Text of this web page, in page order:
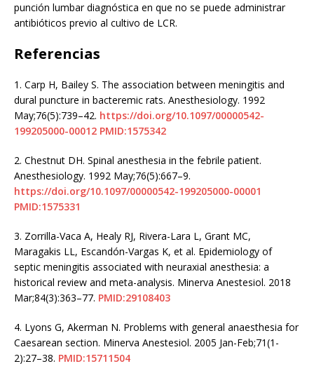
punción lumbar diagnóstica en que no se puede administrar
antibióticos previo al cultivo de LCR.
Referencias
1. Carp H, Bailey S. The association between meningitis and
dural puncture in bacteremic rats. Anesthesiology. 1992
May;76(5):739–42. https://doi.org/10.1097/00000542-
199205000-00012 PMID:1575342
2. Chestnut DH. Spinal anesthesia in the febrile patient.
Anesthesiology. 1992 May;76(5):667–9.
https://doi.org/10.1097/00000542-199205000-00001
PMID:1575331
3. Zorrilla-Vaca A, Healy RJ, Rivera-Lara L, Grant MC,
Maragakis LL, Escandón-Vargas K, et al. Epidemiology of
septic meningitis associated with neuraxial anesthesia: a
historical review and meta-analysis. Minerva Anestesiol. 2018
Mar;84(3):363–77. PMID:29108403
4. Lyons G, Akerman N. Problems with general anaesthesia for
Caesarean section. Minerva Anestesiol. 2005 Jan-Feb;71(1-
2):27–38. PMID:15711504